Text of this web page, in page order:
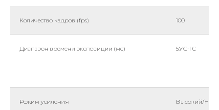
Количество кадров (fps) 100
Диапазон времени экспозиции (мс) 5УС-1С
Режим усиления Высокий/